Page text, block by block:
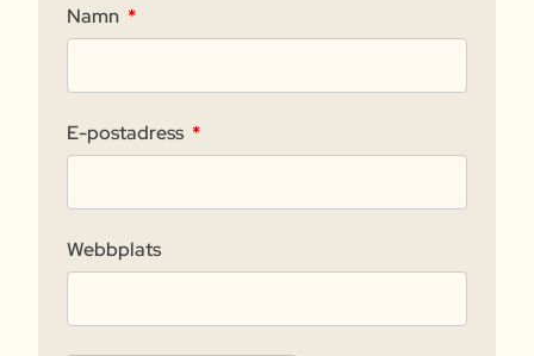
Namn *
E-postadress *
Webbplats